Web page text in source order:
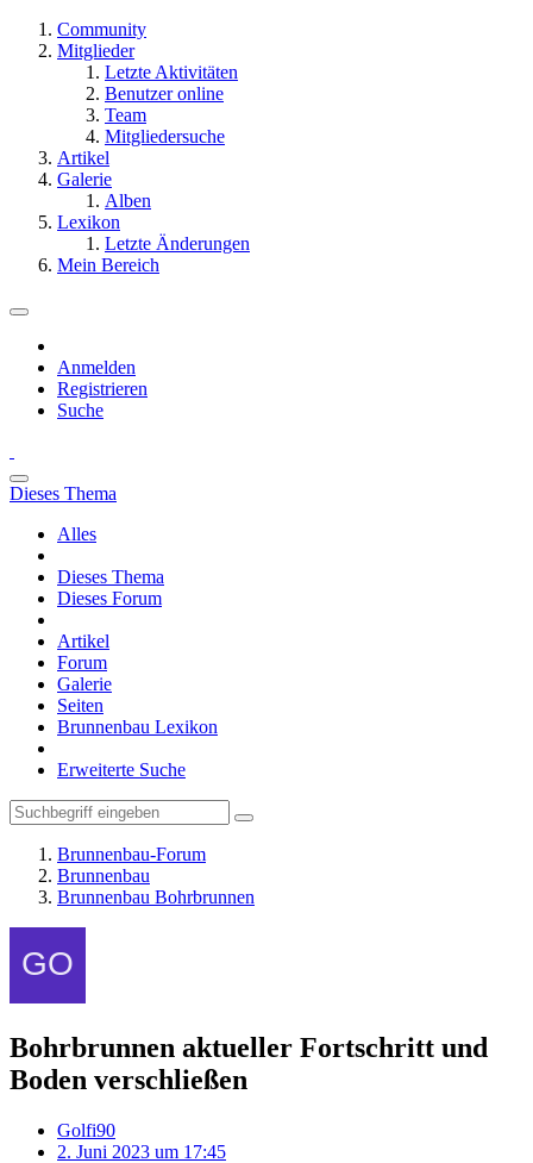
Community
Mitglieder
Letzte Aktivitäten
Benutzer online
Team
Mitgliedersuche
Artikel
Galerie
Alben
Lexikon
Letzte Änderungen
Mein Bereich
Anmelden
Registrieren
Suche
Dieses Thema
Alles
Dieses Thema
Dieses Forum
Artikel
Forum
Galerie
Seiten
Brunnenbau Lexikon
Erweiterte Suche
Brunnenbau-Forum
Brunnenbau
Brunnenbau Bohrbrunnen
Bohrbrunnen aktueller Fortschritt und
Boden verschließen
Golfi90
2. Juni 2023 um 17:45